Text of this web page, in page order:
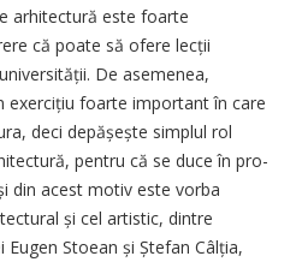
arhitectură este foarte
că poate să ofere lecții
De asemenea,
exercițiu foarte important în care
deci depășește simplul rol
pentru că se duce în pro­
din acest motiv este vorba
și cel artistic, dintre
Stoean și Ștefan Câlția,